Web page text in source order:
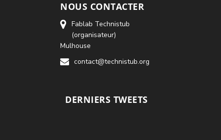
NOUS CONTACTER
Fablab Technistub
(organisateur)
Mulhouse
contact@technistub.org
DERNIERS TWEETS